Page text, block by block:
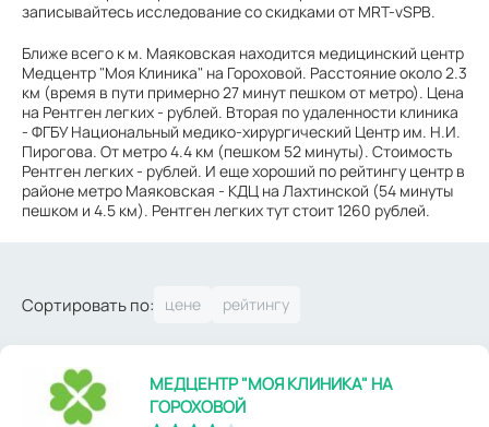
записывайтесь исследование со скидками от MRT-vSPB.
Ближе всего к м. Маяковская находится медицинский центр
Медцентр "Моя Клиника" на Гороховой. Расстояние около 2.3
км (время в пути примерно 27 минут пешком от метро). Цена
на Рентген легких - рублей. Вторая по удаленности клиника
- ФГБУ Национальный медико-хирургический Центр им. Н.И.
Пирогова. От метро 4.4 км (пешком 52 минуты). Стоимость
Рентген легких - рублей. И еще хороший по рейтингу центр в
районе метро Маяковская - КДЦ на Лахтинской (54 минуты
пешком и 4.5 км). Рентген легких тут стоит 1260 рублей.
Сортировать по:
МЕДЦЕНТР "МОЯ КЛИНИКА" НА
ГОРОХОВОЙ